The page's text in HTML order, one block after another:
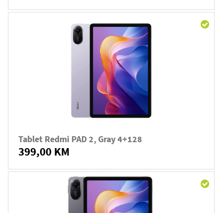
Tablet Redmi PAD 2, Gray 4+128
399,00 KM